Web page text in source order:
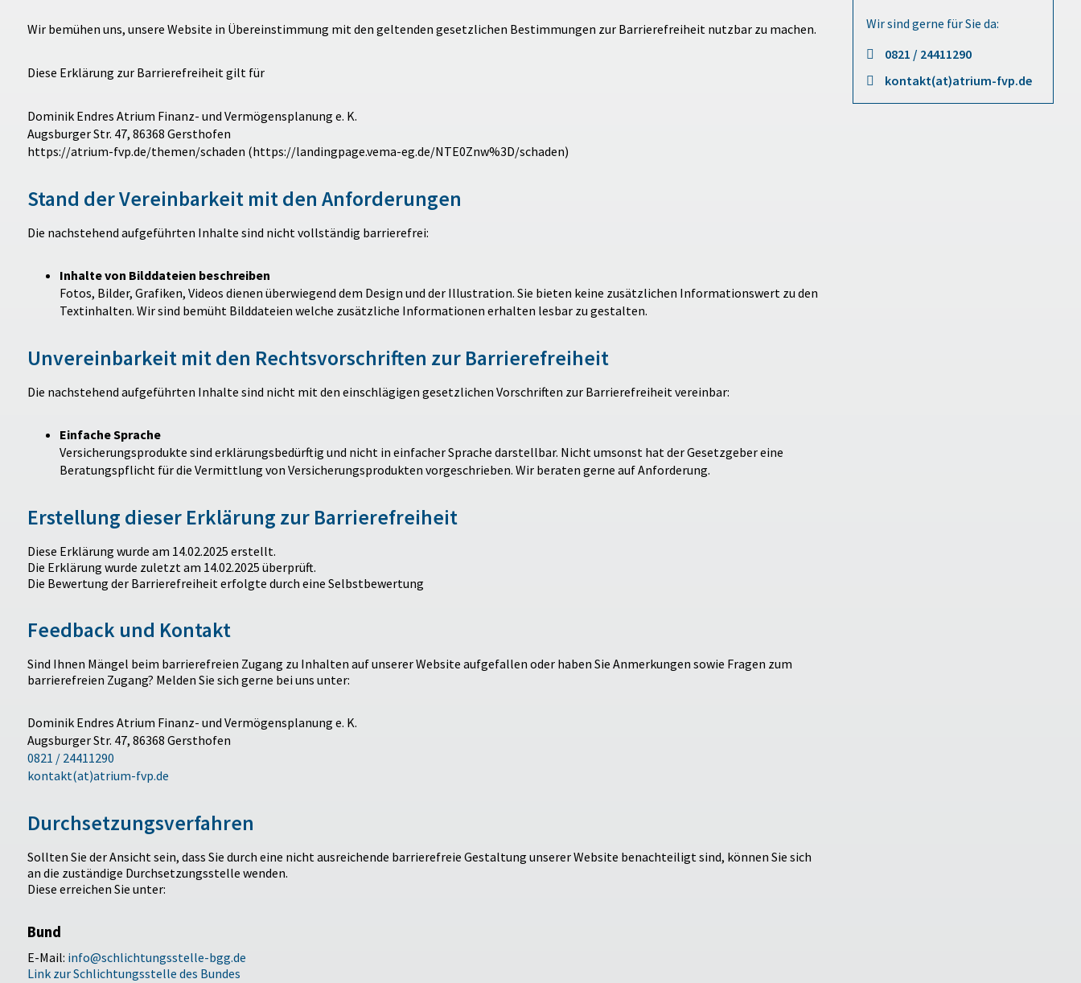
Wir bemühen uns, unsere Website in Übereinstimmung mit den geltenden gesetzlichen Bestimmungen zur Barrierefreiheit nutzbar zu machen.
Diese Erklärung zur Barrierefreiheit gilt für
Dominik Endres Atrium Finanz- und Vermögensplanung e. K.
Augsburger Str. 47, 86368 Gersthofen
https://atrium-fvp.de/themen/schaden (https://landingpage.vema-eg.de/NTE0Znw%3D/schaden)
Stand der Vereinbarkeit mit den Anforderungen
Die nachstehend aufgeführten Inhalte sind nicht vollständig barrierefrei:
Inhalte von Bilddateien beschreiben
Fotos, Bilder, Grafiken, Videos dienen überwiegend dem Design und der Illustration. Sie bieten keine zusätzlichen Informationswert zu den
Textinhalten. Wir sind bemüht Bilddateien welche zusätzliche Informationen erhalten lesbar zu gestalten.
Unvereinbarkeit mit den Rechtsvorschriften zur Barrierefreiheit
Die nachstehend aufgeführten Inhalte sind nicht mit den einschlägigen gesetzlichen Vorschriften zur Barrierefreiheit vereinbar:
Einfache Sprache
Versicherungsprodukte sind erklärungsbedürftig und nicht in einfacher Sprache darstellbar. Nicht umsonst hat der Gesetzgeber eine
Beratungspflicht für die Vermittlung von Versicherungsprodukten vorgeschrieben. Wir beraten gerne auf Anforderung.
Erstellung dieser Erklärung zur Barrierefreiheit
Diese Erklärung wurde am 14.02.2025 erstellt.
Die Erklärung wurde zuletzt am 14.02.2025 überprüft.
Die Bewertung der Barrierefreiheit erfolgte durch eine Selbstbewertung
Feedback und Kontakt
Sind Ihnen Mängel beim barrierefreien Zugang zu Inhalten auf unserer Website aufgefallen oder haben Sie Anmerkungen sowie Fragen zum
barrierefreien Zugang? Melden Sie sich gerne bei uns unter:
Dominik Endres Atrium Finanz- und Vermögensplanung e. K.
Augsburger Str. 47, 86368 Gersthofen
0821 / 24411290
kontakt(at)atrium-fvp.de
Durchsetzungsverfahren
Sollten Sie der Ansicht sein, dass Sie durch eine nicht ausreichende barrierefreie Gestaltung unserer Website benachteiligt sind, können Sie sich
an die zuständige Durchsetzungsstelle wenden.
Diese erreichen Sie unter:
Bund
E-Mail: info@schlichtungsstelle-bgg.de
Link zur Schlichtungsstelle des Bundes
Wir sind gerne für Sie da:
0821 / 24411290
kontakt(at)atrium-fvp.de